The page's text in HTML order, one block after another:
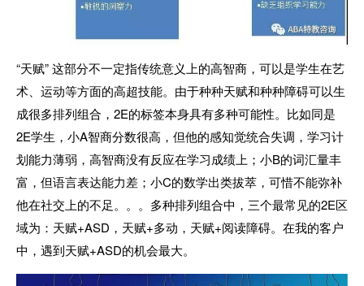
“天赋” 这部分不一定指传统意义上的高智商，可以是学生在艺
术、运动等方面的高超技能。由于种种天赋和种种障碍可以生
成很多排列组合，2E的标签本身具有多种可能性。比如同是
2E学生，小A智商分数很高，但他的感知觉统合失调，学习计
划能力薄弱，高智商没有反应在学习成绩上；小B的词汇量丰
富，但语言表达能力差；小C的数学出类拔萃，可惜不能弥补
他在社交上的不足。。。多种排列组合中，三个最常见的2E区
域为：天赋+ASD，天赋+多动，天赋+阅读障碍。在我的客户
中，遇到天赋+ASD的机会最大。